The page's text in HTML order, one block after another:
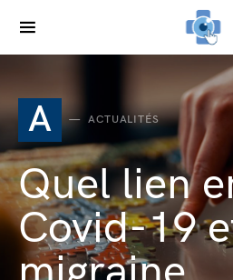
SEARCH FOR:
A ACTUALITÉS
Quel lien
Covid-19